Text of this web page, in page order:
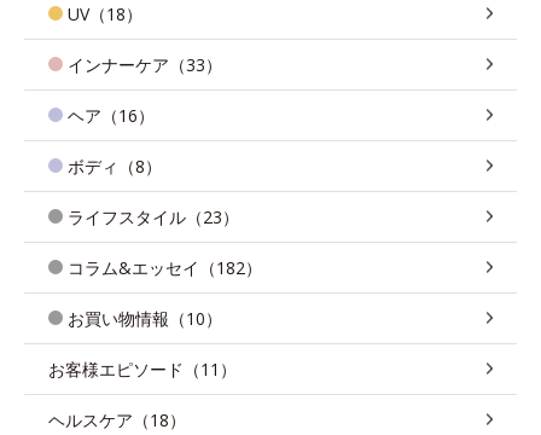
UV（18）
インナーケア（33）
ヘア（16）
ボディ（8）
ライフスタイル（23）
コラム&エッセイ（182）
お買い物情報（10）
お客様エピソード（11）
ヘルスケア（18）